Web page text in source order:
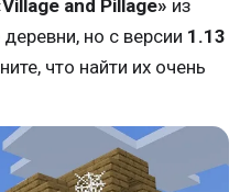
and Pillage» из
но с версии 1.13
что найти их очень